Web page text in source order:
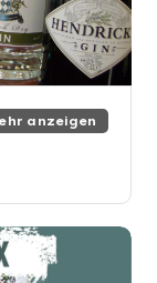
anzeigen